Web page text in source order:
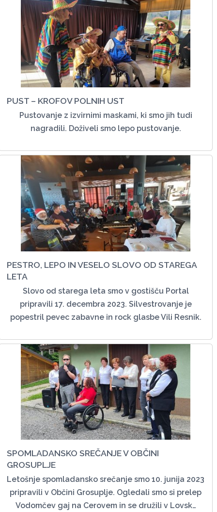
PUST – KROFOV POLNIH UST
Pustovanje z izvirnimi maskami, ki smo jih tudi
nagradili. Doživeli smo lepo pustovanje.
PESTRO, LEPO IN VESELO SLOVO OD STAREGA
LETA
Slovo od starega leta smo v gostišču Portal
pripravili 17. decembra 2023. Silvestrovanje je
popestril pevec zabavne in rock glasbe Vili Resnik.
SPOMLADANSKO SREČANJE V OBČINI
GROSUPLJE
Letošnje spomladansko srečanje smo 10. junija 2023
pripravili v Občini Grosuplje. Ogledali smo si prelep
Vodomčev gaj na Cerovem in se družili v Lovsk…